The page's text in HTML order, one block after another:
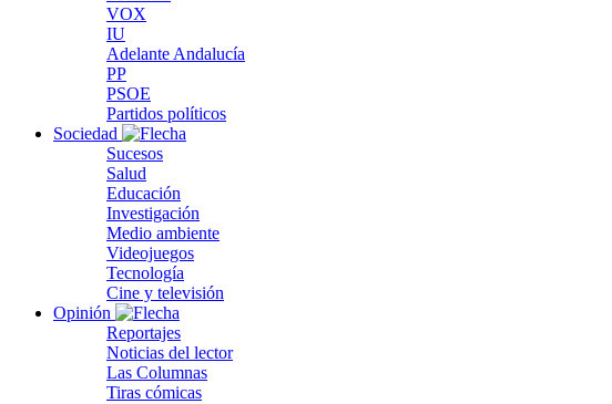
VOX
IU
Adelante Andalucía
PP
PSOE
Partidos políticos
Sociedad
Sucesos
Salud
Educación
Investigación
Medio ambiente
Videojuegos
Tecnología
Cine y televisión
Opinión
Reportajes
Noticias del lector
Las Columnas
Tiras cómicas